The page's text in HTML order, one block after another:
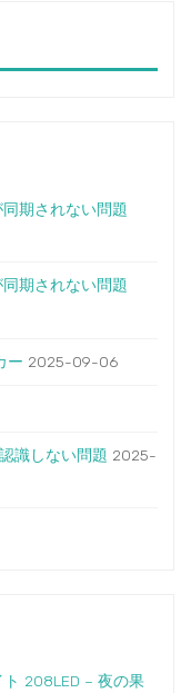
期されない問題
期されない問題
ー 2025-09-06
識しない問題 2025-
ト 208LED – 夜の果